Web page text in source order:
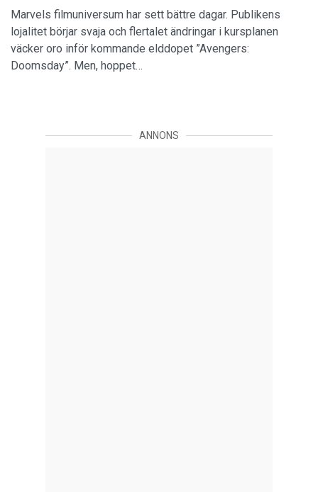
Marvels filmuniversum har sett bättre dagar. Publikens
lojalitet börjar svaja och flertalet ändringar i kursplanen
väcker oro inför kommande elddopet ”Avengers:
Doomsday”. Men, hoppet…
ANNONS